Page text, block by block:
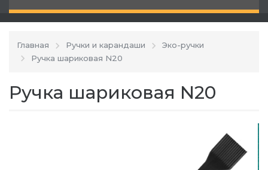
Главная Ручки и карандаши
Эко-ручки
Ручка шариковая N20
Ручка шариковая N20